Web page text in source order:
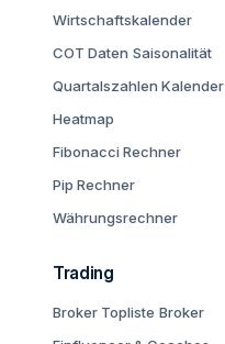
Wirtschaftskalender
COT Daten Saisonalität
Quartalszahlen Kalender
Heatmap
Fibonacci Rechner
Pip Rechner
Währungsrechner
Trading
Broker Topliste Broker